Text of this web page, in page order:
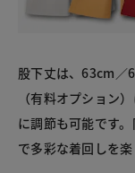
股下丈は、63cm／
（有料オプション
に調節も可能です
で多彩な着回しを楽